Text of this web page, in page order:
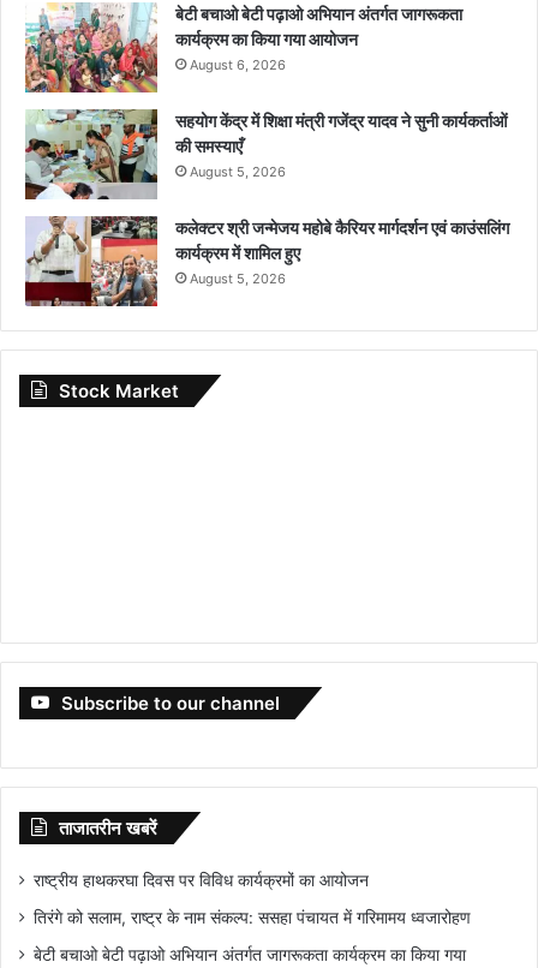
बेटी बचाओ बेटी पढ़ाओ अभियान अंतर्गत जागरूकता
कार्यक्रम का किया गया आयोजन
August 6, 2026
सहयोग केंद्र में शिक्षा मंत्री गजेंद्र यादव ने सुनी कार्यकर्ताओं
की समस्याएँ
August 5, 2026
कलेक्टर श्री जन्मेजय महोबे कैरियर मार्गदर्शन एवं काउंसलिंग
कार्यक्रम में शामिल हुए
August 5, 2026
Stock Market
Subscribe to our channel
ताजातरीन खबरें
राष्ट्रीय हाथकरघा दिवस पर विविध कार्यक्रमों का आयोजन
तिरंगे को सलाम, राष्ट्र के नाम संकल्प: ससहा पंचायत में गरिमामय ध्वजारोहण
बेटी बचाओ बेटी पढ़ाओ अभियान अंतर्गत जागरूकता कार्यक्रम का किया गया